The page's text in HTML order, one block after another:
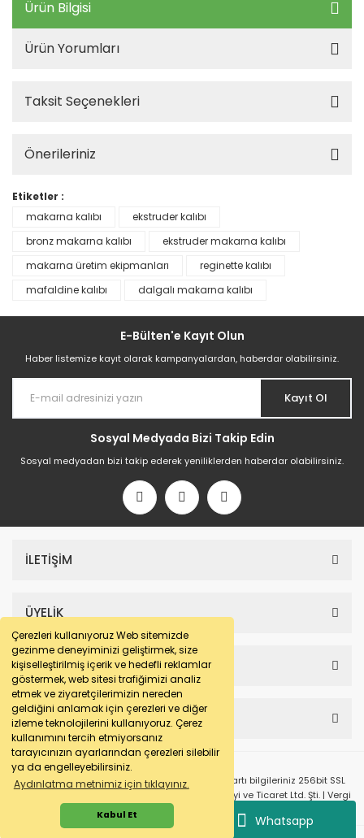
Çerezleri kullanıyoruz Web sitemizde
gezinme deneyiminizi geliştirmek, size
kişiselleştirilmiş içerik ve hedefli reklamlar
göstermek, web sitesi trafiğimizi analiz
etmek ve ziyaretçilerimizin nereden
geldiğini anlamak için çerezleri ve diğer
izleme teknolojilerini kullanıyoruz. Çerez
kullanımını tercih etmiyorsanız
tarayıcınızın ayarlarından çerezleri silebilir
ya da engelleyebilirsiniz.
Aydınlatma metnimiz için tıklayınız.
Kabul Et Whatsapp
Ürün Bilgisi
Ürün Yorumları
Taksit Seçenekleri
Önerileriniz
Etiketler :
makarna kalıbı
ekstruder kalıbı
bronz makarna kalıbı
ekstruder makarna kalıbı
makarna üretim ekipmanları
reginette kalıbı
mafaldine kalıbı
dalgalı makarna kalıbı
E-Bülten'e Kayıt Olun
Haber listemize kayıt olarak kampanyalardan, haberdar olabilirsiniz.
Kayıt Ol
Sosyal Medyada Bizi Takip Edin
Sosyal medyadan bizi takip ederek yeniliklerden haberdar olabilirsiniz.
İLETİŞİM
ÜYELİK
SAYFALAR
HESABIM
© e-makarna.com Tüm Hakları Saklıdır. Kredi kartı bilgileriniz 256bit SSL
sertifikası ile korunmaktadır. Pasfil Makine Sanayi ve Ticaret Ltd. Şti. | Vergi
No: 7220436611 | MERSİS No: 072204366100013 | Ticaret Sicil No: 586968-0